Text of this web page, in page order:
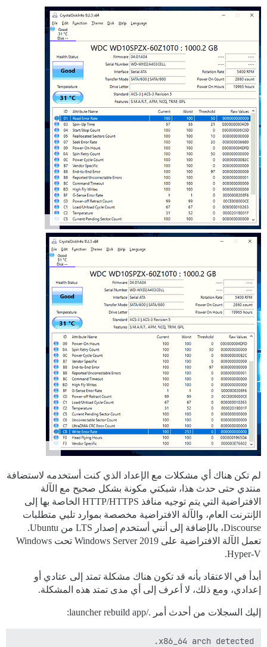
لم تكن هناك أي مشكلات مع الإعداد الذي كنت أستخدمه لاستضافة
منتدي حتى حدث هذا، شبكتي مكونة بشكل صحيح مع الآلة
الافتراضية التي يتم توجيه منافذ HTTP/HTTPS الخاصة بها إلى
الإنترنت العام، والآلة الافتراضية مخصصة بموارد تلبي متطلبات
Discourse، بالإضافة إلى أنني أستخدم إصدار LTS من Ubuntu.
تعمل الآلة الافتراضية على Windows Server 2019 تحت Windows
Hyper-V.
أبدأ في الاعتقاد بأنه قد تكون هناك مشكلة تمتد إلى عتادي أو
إعدادي، ومع ذلك، لا أعرف إلى أي مدى تمتد هذه المشكلة.
إليك السجلات من أحدث أمر ./launcher rebuild app: